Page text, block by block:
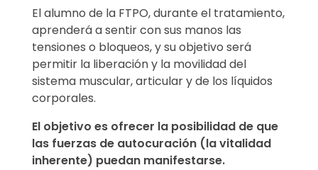
El alumno de la FTPO, durante el tratamiento,
aprenderá a sentir con sus manos las
tensiones o bloqueos, y su objetivo será
permitir la liberación y la movilidad del
sistema muscular, articular y de los líquidos
corporales.
El objetivo es ofrecer la posibilidad de que
las fuerzas de autocuración (la vitalidad
inherente) puedan manifestarse.